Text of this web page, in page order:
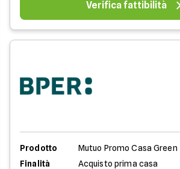
Verifica fattibilità
Prodotto
Mutuo Promo Casa Green
Finalità
Acquisto prima casa